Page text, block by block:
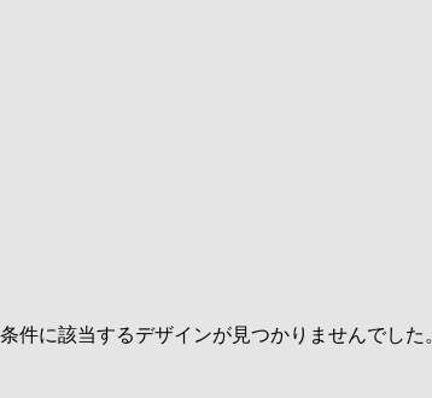
件に該当するデザインが見つかりませんでした。